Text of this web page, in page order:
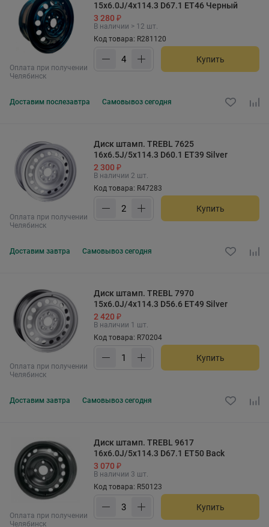
Оплата при получении
Челябинск
15x6.0J/4x114.3 D67.1 ET46 Черный
3 280 ₽
В наличии > 12 шт.
Код товара: R281120
Купить
Доставим послезавтра Самовывоз сегодня
Оплата при получении
Челябинск
Диск штамп. TREBL 7625
16x6.5J/5x114.3 D60.1 ET39 Silver
2 300 ₽
В наличии 2 шт.
Код товара: R47283
Купить
Доставим завтра Самовывоз сегодня
Оплата при получении
Челябинск
Диск штамп. TREBL 7970
15x6.0J/4x114.3 D56.6 ET49 Silver
2 420 ₽
В наличии 1 шт.
Код товара: R70204
Купить
Доставим завтра Самовывоз сегодня
Оплата при получении
Челябинск
Диск штамп. TREBL 9617
16x6.0J/5x114.3 D67.1 ET50 Back
3 070 ₽
В наличии 3 шт.
Код товара: R50123
Купить